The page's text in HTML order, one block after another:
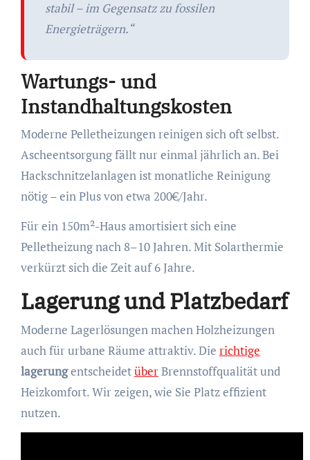
stabil – im Gegensatz zu fossilen
Energieträgern.“
Wartungs- und
Instandhaltungskosten
Moderne Pelletheizungen reinigen sich oft selbst.
Ascheentsorgung fällt nur einmal jährlich an. Bei
Hackschnitzelanlagen ist monatliche Reinigung
nötig – ein Plus von etwa 200€/Jahr.
Für ein 150m²-Haus amortisiert sich eine
Pelletheizung nach 8–10 Jahren. Mit Solarthermie
verkürzt sich die Zeit auf 6 Jahre.
Lagerung und Platzbedarf
Moderne Lagerlösungen machen Holzheizungen
auch für urbane Räume attraktiv. Die richtige
lagerungentscheidetüberBrennstoffqualität und
Heizkomfort. Wir zeigen, wie Sie Platz effizient
nutzen.